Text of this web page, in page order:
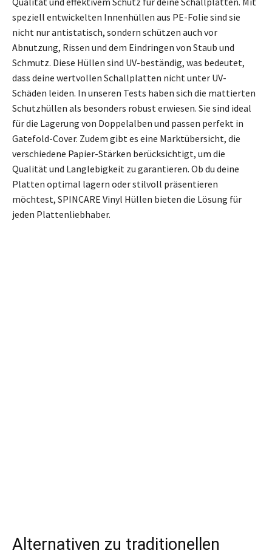
speziell entwickelten Innenhüllen aus PE-Folie sind sie
nicht nur antistatisch, sondern schützen auch vor
Abnutzung, Rissen und dem Eindringen von Staub und
Schmutz. Diese Hüllen sind UV-beständig, was bedeutet,
dass deine wertvollen Schallplatten nicht unter UV-
Schäden leiden. In unseren Tests haben sich die mattierten
Schutzhüllen als besonders robust erwiesen. Sie sind ideal
für die Lagerung von Doppelalben und passen perfekt in
Gatefold-Cover. Zudem gibt es eine Marktübersicht, die
verschiedene Papier-Stärken berücksichtigt, um die
Qualität und Langlebigkeit zu garantieren. Ob du deine
Platten optimal lagern oder stilvoll präsentieren
möchtest, SPINCARE Vinyl Hüllen bieten die Lösung für
jeden Plattenliebhaber.
Alternativen zu traditionellen